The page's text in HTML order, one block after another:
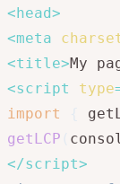
<head>
<meta
<title>My
<script type
import
getLCP
</script>